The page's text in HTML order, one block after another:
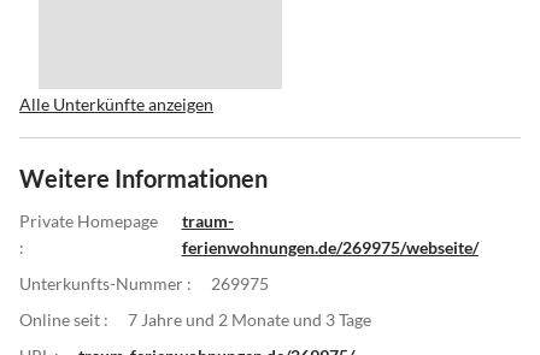
Alle Unterkünfte anzeigen
Weitere Informationen
Private Homepage
:
traum-
ferienwohnungen.de/269975/webseite/
Unterkunfts-Nummer :
269975
Online seit :
7 Jahre und 2 Monate und 3 Tage